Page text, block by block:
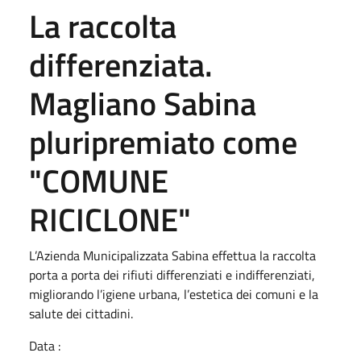
La raccolta
differenziata.
Magliano Sabina
pluripremiato come
"COMUNE
RICICLONE"
L’Azienda Municipalizzata Sabina effettua la raccolta
porta a porta dei rifiuti differenziati e indifferenziati,
migliorando l’igiene urbana, l’estetica dei comuni e la
salute dei cittadini.
Data :